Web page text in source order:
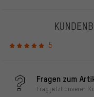
5
Fragen zum
Frag jetzt unseren